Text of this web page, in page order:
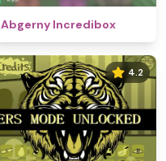
Abgerny Incredibox
4.2